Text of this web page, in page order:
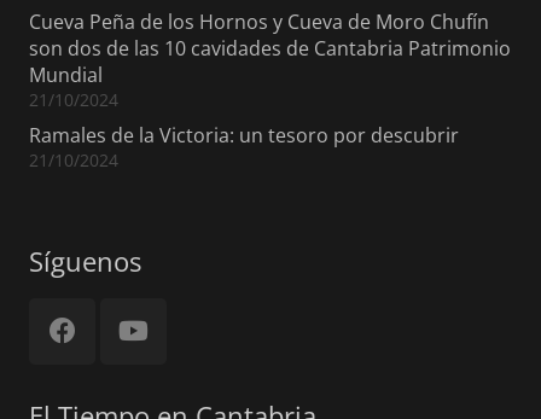
Cueva Peña de los Hornos y Cueva de Moro Chufín
son dos de las 10 cavidades de Cantabria Patrimonio
Mundial
21/10/2024
Ramales de la Victoria: un tesoro por descubrir
21/10/2024
Síguenos